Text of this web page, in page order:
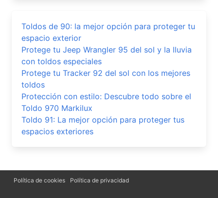
Toldos de 90: la mejor opción para proteger tu
espacio exterior
Protege tu Jeep Wrangler 95 del sol y la lluvia
con toldos especiales
Protege tu Tracker 92 del sol con los mejores
toldos
Protección con estilo: Descubre todo sobre el
Toldo 970 Markilux
Toldo 91: La mejor opción para proteger tus
espacios exteriores
Política de cookies Política de privacidad